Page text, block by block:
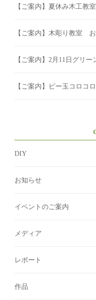
【ご案内】夏休み木工教
【ご案内】木彫り教室
【ご案内】2月11日グリ
【ご案内】ビー玉コロコ
DIY
お知らせ
イベントのご案内
メディア
レポート
作品